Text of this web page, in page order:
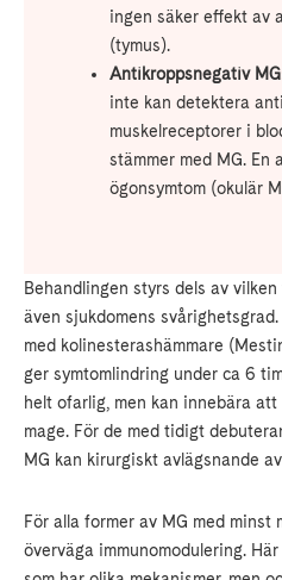
ingen säker effekt av
(tymus).
Antikroppsnegativ MG
inte kan detektera
muskelreceptorer i
stämmer med MG. En
ögonsymtom (okulär
Behandlingen styrs dels av vilken
även sjukdomens
med kolinesterashämmare
ger symtomlindring under ca 6
helt ofarlig, men kan innebära
mage. För de med tidigt
MG kan kirurgiskt avlägsnande
För alla former av MG med minst
överväga immunomodulering.